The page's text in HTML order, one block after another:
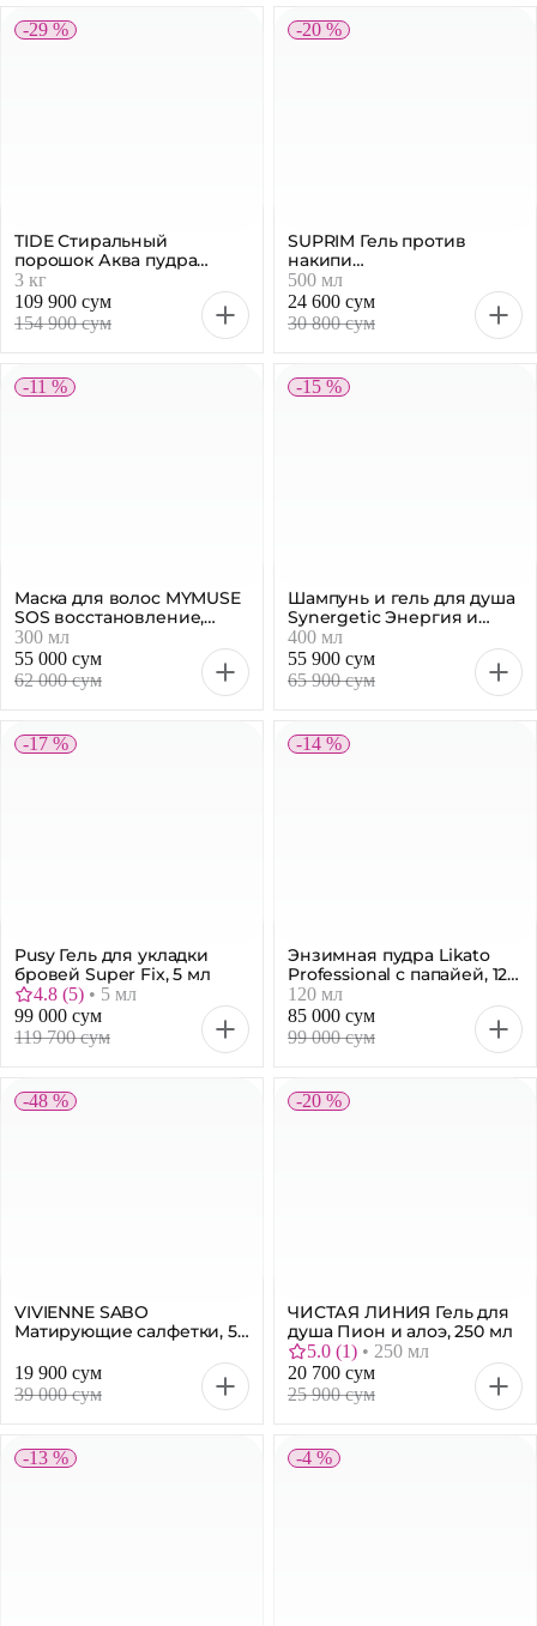
-29 %
TIDE Стиральный
порошок Аква пудра
Лимон автомат, 3 кг
3 кг
109 900 сум
154 900 сум
-20 %
SUPRIM Гель против
накипи
антибактериальный 5 в 1,
500 мл
500 мл
24 600 сум
30 800 сум
-11 %
Маска для волос MYMUSE
SOS восстановление,
профессиональная, 300
мл
300 мл
55 000 сум
62 000 сум
-15 %
Шампунь и гель для душа
Synergetic Энергия и
сила, мужской, 400 мл
400 мл
55 900 сум
65 900 сум
-17 %
Pusy Гель для укладки
бровей Super Fix, 5 мл
4.8 (5) • 5 мл
99 000 сум
119 700 сум
-14 %
Энзимная пудра Likato
Professional с папайей, 120
мл
120 мл
85 000 сум
99 000 сум
-48 %
VIVIENNE SABO
Матирующие салфетки, 50
19 900 сум
39 000 сум
-20 %
ЧИСТАЯ ЛИНИЯ Гель для
душа Пион и алоэ, 250 мл
5.0 (1) • 250 мл
20 700 сум
25 900 сум
-13 % -4 %